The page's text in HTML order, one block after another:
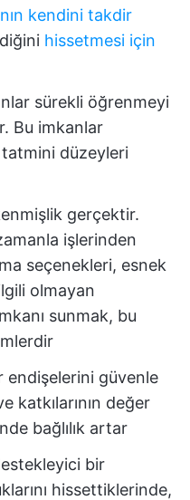
kendini takdir
hissetmesi için
sürekli öğrenmeyi
Bu imkanlar
tatmini düzeyleri
gerçektir.
işlerinden
seçenekleri, esnek
olmayan
sunmak, bu
endişelerini güvenle
katkılarının değer
bağlılık artar
bir
hissettiklerinde,